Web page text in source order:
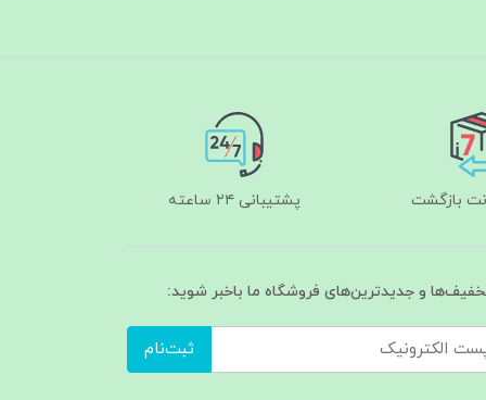
پشتیبانی ۲۴ ساعته
و جدیدترین‌های فروشگاه ما باخبر شوید:
ثبت‌نام